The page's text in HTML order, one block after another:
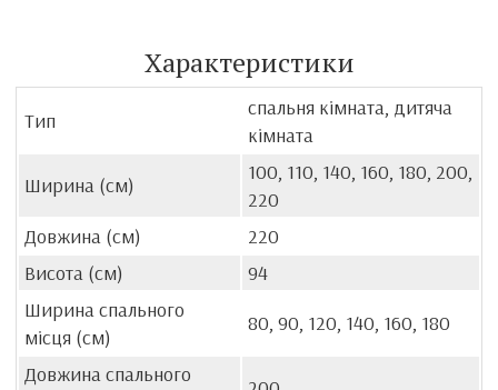
Характеристики
Тип
спальня кімната, дитяча
кімната
Ширина (см)
100, 110, 140, 160, 180, 200,
220
Довжина (см)
220
Висота (см)
94
Ширина спального
місця (см)
80, 90, 120, 140, 160, 180
Довжина спального